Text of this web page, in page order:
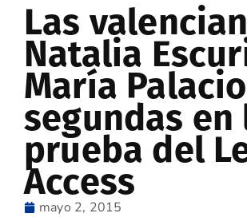
Las
Natalia
María
segundas en
prueba del
Access
mayo 2, 2015